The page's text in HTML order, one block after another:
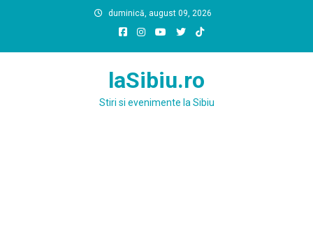
duminică, august 09, 2026
laSibiu.ro
Stiri si evenimente la Sibiu